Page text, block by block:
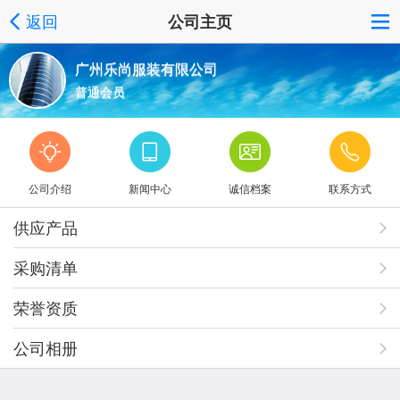
返回 公司主页
广州乐尚服装有限公司
普通会员
公司介绍 新闻中心 诚信档案 联系方式
供应产品
采购清单
荣誉资质
公司相册